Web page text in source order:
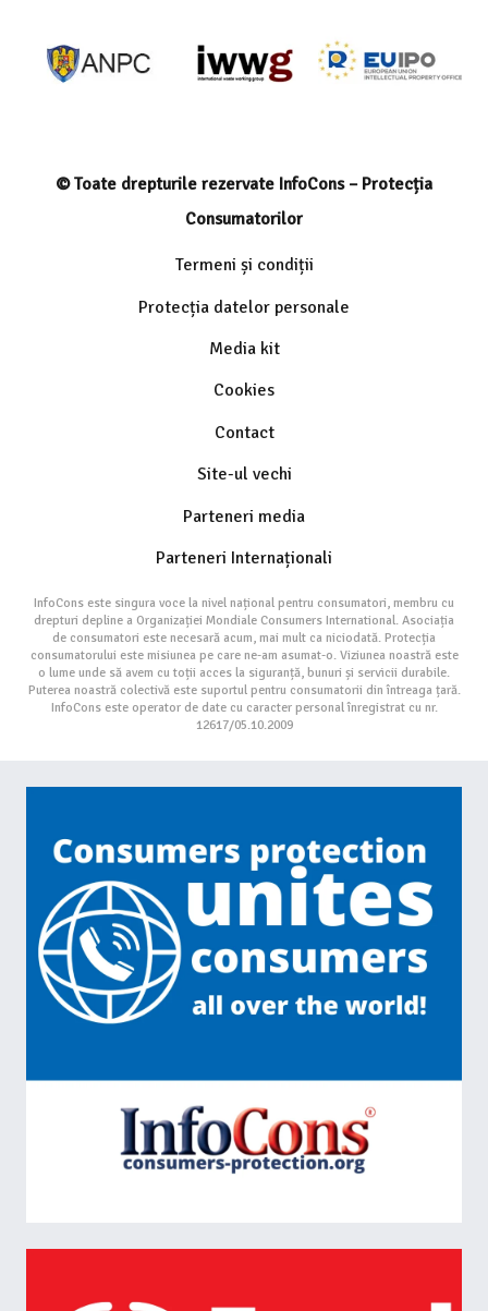
© Toate drepturile rezervate InfoCons – Protecția
Consumatorilor
Termeni și condiții
Protecția datelor personale
Media kit
Cookies
Contact
Site-ul vechi
Parteneri media
Parteneri Internaționali
InfoCons este singura voce la nivel național pentru consumatori, membru cu
drepturi depline a Organizației Mondiale Consumers International. Asociația
de consumatori este necesară acum, mai mult ca niciodată. Protecția
consumatorului este misiunea pe care ne-am asumat-o. Viziunea noastră este
o lume unde să avem cu toții acces la siguranță, bunuri și servicii durabile.
Puterea noastră colectivă este suportul pentru consumatorii din întreaga țară.
InfoCons este operator de date cu caracter personal înregistrat cu nr.
12617/05.10.2009